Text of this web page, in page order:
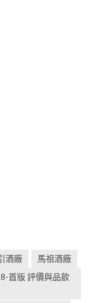
酒廠
馬祖酒廠
首版 評價與品飲